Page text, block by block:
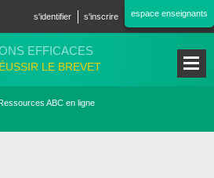
s'identifier s'inscrire espace enseignants
EFFICACES
LE BREVET
ABC en ligne